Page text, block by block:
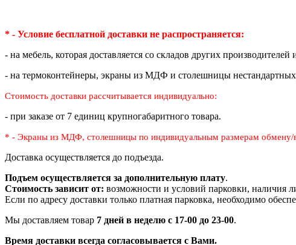
* - Условие бесплатной доставки не распространяется:
- на мебель, которая доставляется со складов других производителей
- на термоконтейнеры, экраны из МДФ и столешницы нестандартных
Стоимость доставки рассчитывается индивидуально:
- при заказе от 7 единиц крупногабаритного товара.
* - Экраны из МДФ, столешницы по индивидуальным размерам обмену/
Доставка осуществляется до подъезда.
Подъем осуществляется за дополнительную плату.
Стоимость зависит от: возможности и условий парковки, наличия
Если по адресу доставки только платная парковка, необходимо
Мы доставляем товар 7 дней в неделю с 17-00 до 23-00.
Время доставки всегда согласовывается с Вами.